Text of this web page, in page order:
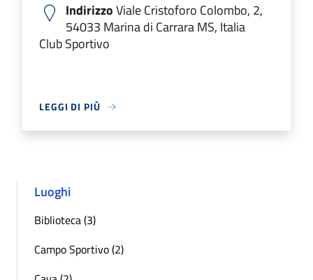
IndirizzoViale Cristoforo Colombo, 2,
54033 Marina di Carrara MS, Italia
Club Sportivo
LEGGI DI PIÙ
Luoghi
Biblioteca (3)
Campo Sportivo (2)